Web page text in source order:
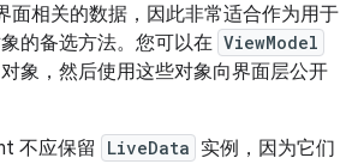
面相关的数据，因此非常适合作为用于
的备选方法。您可以在 ViewModel
对象，然后使用这些对象向界面层公开
不应保留
LiveData 实例，因为它们